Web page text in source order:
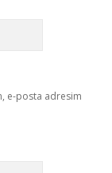
e-posta adresim